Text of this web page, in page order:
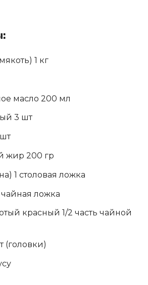
1 кг
масло 200 мл
3 шт
жир 200 гр
1 столовая ложка
ложка
красный 1/2 часть чайной
(головки)